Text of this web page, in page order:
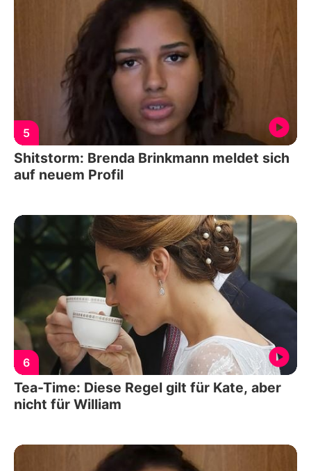
5
Shitstorm: Brenda Brinkmann meldet sich
auf neuem Profil
6
Tea-Time: Diese Regel gilt für Kate, aber
nicht für William